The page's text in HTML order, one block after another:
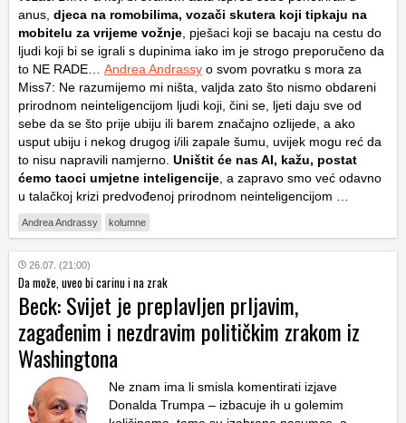
anus, djeca na romobilima, vozači skutera koji tipkaju na
mobitelu za vrijeme vožnje , pješaci koji se bacaju na cestu do
ljudi koji bi se igrali s dupinima iako im je strogo preporučeno da
to NE RADE… Andrea Andrassy o svom povratku s mora za
Miss7: Ne razumijemo mi ništa, valjda zato što nismo obdareni
prirodnom neinteligencijom ljudi koji, čini se, ljeti daju sve od
sebe da se što prije ubiju ili barem značajno ozlijede, a ako
usput ubiju i nekog drugog i/ili zapale šumu, uvijek mogu reć da
to nisu napravili namjerno. Uništit će nas AI, kažu, postat
ćemo taoci umjetne inteligencije , a zapravo smo već odavno
u talačkoj krizi predvođenoj prirodnom neinteligencijom …
Andrea Andrassy kolumne
26.07. (21:00)
Da može, uveo bi carinu i na zrak
Beck: Svijet je preplavljen prljavim,
zagađenim i nezdravim političkim zrakom iz
Washingtona
Ne znam ima li smisla komentirati izjave
Donalda Trumpa – izbacuje ih u golemim